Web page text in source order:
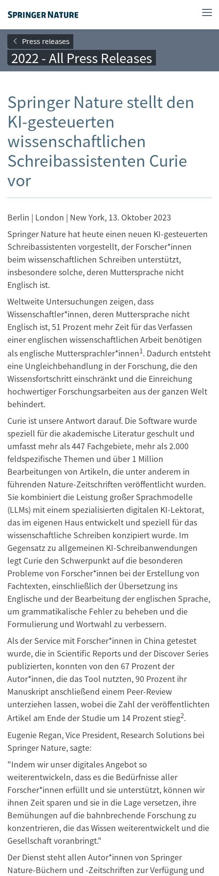
Press releases
2022 - All Press Releases
Springer Nature stellt den
KI-gesteuerten
wissenschaftlichen
Schreibassistenten Curie
vor
Berlin | London | New York, 13. Oktober 2023
Springer Nature hat heute einen neuen KI-gesteuerten
Schreibassistenten vorgestellt, der Forscher*innen
beim wissenschaftlichen Schreiben unterstützt,
insbesondere solche, deren Muttersprache nicht
Englisch ist.
Weltweite Untersuchungen zeigen, dass
Wissenschaftler*innen, deren Muttersprache nicht
Englisch ist, 51 Prozent mehr Zeit für das Verfassen
einer englischen wissenschaftlichen Arbeit benötigen
als englische Muttersprachler*innen1. Dadurch entsteht
eine Ungleichbehandlung in der Forschung, die den
Wissensfortschritt einschränkt und die Einreichung
hochwertiger Forschungsarbeiten aus der ganzen Welt
behindert.
Curie ist unsere Antwort darauf. Die Software wurde
speziell für die akademische Literatur geschult und
umfasst mehr als 447 Fachgebiete, mehr als 2.000
feldspezifische Themen und über 1 Million
Bearbeitungen von Artikeln, die unter anderem in
führenden Nature-Zeitschriften veröffentlicht wurden.
Sie kombiniert die Leistung großer Sprachmodelle
(LLMs) mit einem spezialisierten digitalen KI-Lektorat,
das im eigenen Haus entwickelt und speziell für das
wissenschaftliche Schreiben konzipiert wurde. Im
Gegensatz zu allgemeinen KI-Schreibanwendungen
legt Curie den Schwerpunkt auf die besonderen
Probleme von Forscher*innen bei der Erstellung von
Fachtexten, einschließlich der Übersetzung ins
Englische und der Bearbeitung der englischen Sprache,
um grammatikalische Fehler zu beheben und die
Formulierung und Wortwahl zu verbessern.
Als der Service mit Forscher*innen in China getestet
wurde, die in Scientific Reports und der Discover Series
publizierten, konnten von den 67 Prozent der
Autor*innen, die das Tool nutzten, 90 Prozent ihr
Manuskript anschließend einem Peer-Review
unterziehen lassen, wobei die Zahl der veröffentlichten
Artikel am Ende der Studie um 14 Prozent stieg2.
Eugenie Regan, Vice President, Research Solutions bei
Springer Nature, sagte:
"Indem wir unser digitales Angebot so
weiterentwickeln, dass es die Bedürfnisse aller
Forscher*innen erfüllt und sie unterstützt, können wir
ihnen Zeit sparen und sie in die Lage versetzen, ihre
Bemühungen auf die bahnbrechende Forschung zu
konzentrieren, die das Wissen weiterentwickelt und die
Gesellschaft voranbringt."
Der Dienst steht allen Autor*innen von Springer
Nature-Büchern und -Zeitschriften zur Verfügung und